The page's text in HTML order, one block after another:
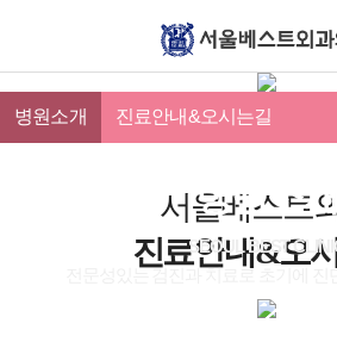
병원소
SEOUL BEST
전문성있는 검진과 치료로 초기에 진
병원소개 진료안내&오시는길
서울베스트
진료안내&오
본문